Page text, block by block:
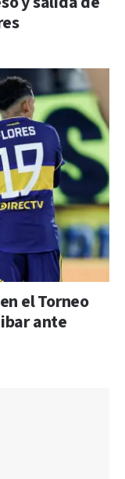
el Torneo
ante